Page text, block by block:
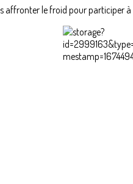
affronter le froid pour participer à